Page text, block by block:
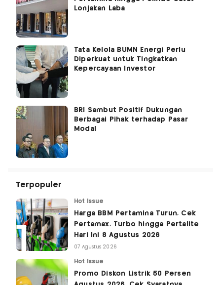
Lonjakan Laba
Tata Kelola BUMN Energi Perlu
Diperkuat untuk Tingkatkan
Kepercayaan Investor
BRI Sambut Positif Dukungan
Berbagai Pihak terhadap Pasar
Modal
Terpopuler
Hot Issue
Harga BBM Pertamina Turun, Cek
Pertamax, Turbo hingga Pertalite
Hari Ini 8 Agustus 2026
07 Agustus 2026
Hot Issue
Promo Diskon Listrik 50 Persen